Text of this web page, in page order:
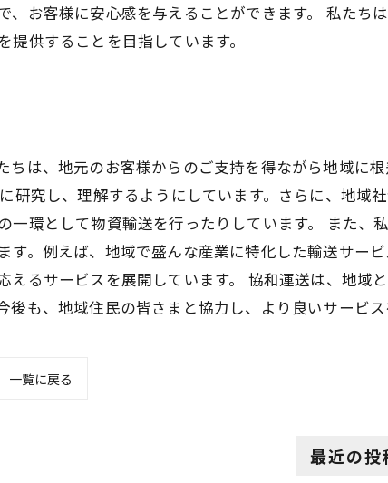
お客様に安心感を与えることができます。 私たち
供することを目指しています。
は、地元のお客様からのご支持を得ながら地域に
究し、理解するようにしています。さらに、地域
環として物資輸送を行ったりしています。 また、
。例えば、地域で盛んな産業に特化した輸送サー
るサービスを展開しています。 協和運送は、地域
も、地域住民の皆さまと協力し、より良いサービス
一覧に戻る
最近の投